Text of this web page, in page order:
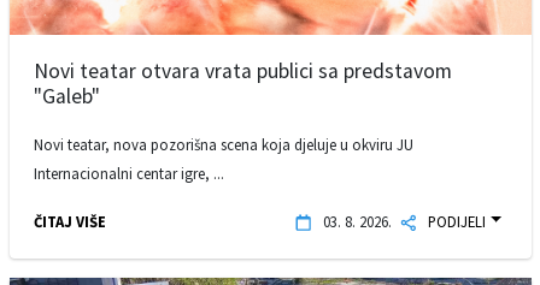
Novi teatar otvara vrata publici sa predstavom
"Galeb"
Novi teatar, nova pozorišna scena koja djeluje u okviru JU
Internacionalni centar igre, ...
ČITAJ VIŠE 03. 8. 2026. PODIJELI